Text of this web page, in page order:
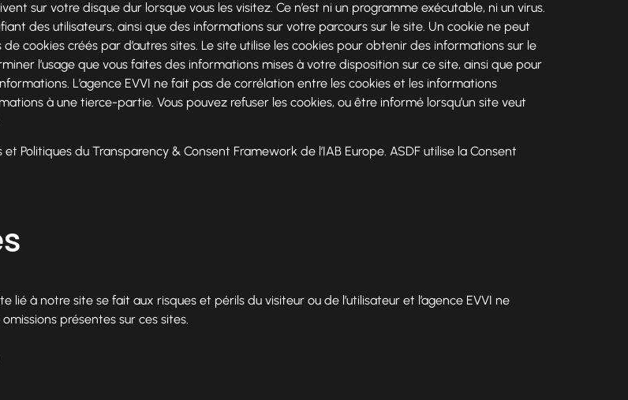
sur votre disque dur lorsque vous les visitez. Ce n’est ni un programme exécutable, ni un virus.
des utilisateurs, ainsi que des informations sur votre parcours sur le site. Un cookie ne peut
cookies créés par d’autres sites. Le site utilise les cookies pour obtenir des informations sur le
l’usage que vous faites des informations mises à votre disposition sur ce site, ainsi que pour
L’agence EVVI ne fait pas de corrélation entre les cookies et les informations
à une tierce-partie. Vous pouvez refuser les cookies, ou être informé lorsqu’un site veut
Politiques du Transparency & Consent Framework de l’IAB Europe. ASDF utilise la Consent
lié à notre site se fait aux risques et périls du visiteur ou de l’utilisateur et l’agence EVVI ne
présentes sur ces sites.